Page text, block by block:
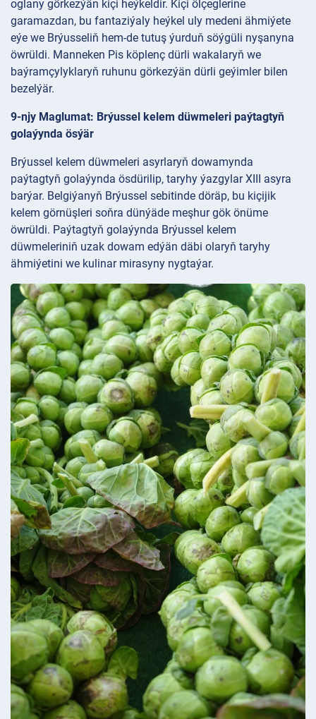
oglany görkezýän kiçi heýkeldir. Kiçi ölçeglerine
garamazdan, bu fantaziýaly heýkel uly medeni ähmiýete
eýe we Brýusseliň hem-de tutuş ýurduň söýgüli nyşanyna
öwrüldi. Manneken Pis köplenç dürli wakalaryň we
baýramçylyklaryň ruhunu görkezýän dürli geýimler bilen
bezelýär.
9-njy Maglumat: Brýussel kelem düwmeleri paýtagtyň
golaýynda ösýär
Brýussel kelem düwmeleri asyrlaryň dowamynda
paýtagtyň golaýynda ösdürilip, taryhy ýazgylar XIII asyra
barýar. Belgiýanyň Brýussel sebitinde döräp, bu kiçijik
kelem görnüşleri soňra dünýäde meşhur gök önüme
öwrüldi. Paýtagtyň golaýynda Brýussel kelem
düwmeleriniň uzak dowam edýän däbi olaryň taryhy
ähmiýetini we kulinar mirasyny nygtaýar.